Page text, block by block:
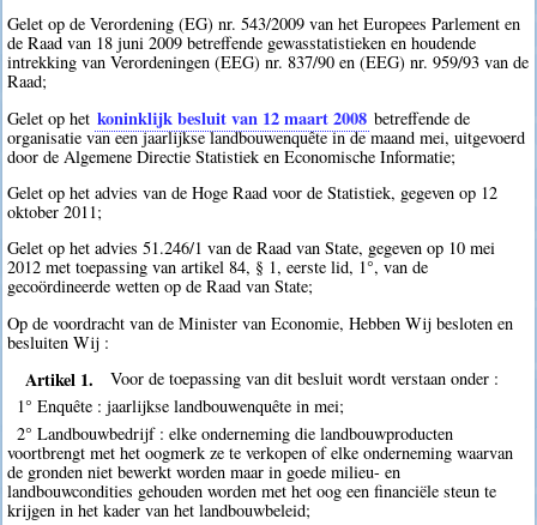
Gelet op de Verordening (EG) nr. 543/2009 van het Europees Parlement en
de Raad van 18 juni 2009 betreffende gewasstatistieken en houdende
intrekking van Verordeningen (EEG) nr. 837/90 en (EEG) nr. 959/93 van de
Raad;
Gelet op het koninklijk besluit van 12 maart 2008 betreffende de
organisatie van een jaarlijkse landbouwenquête in de maand mei, uitgevoerd
door de Algemene Directie Statistiek en Economische Informatie;
Gelet op het advies van de Hoge Raad voor de Statistiek, gegeven op 12
oktober 2011;
Gelet op het advies 51.246/1 van de Raad van State, gegeven op 10 mei
2012 met toepassing van artikel 84, § 1, eerste lid, 1°, van de
gecoördineerde wetten op de Raad van State;
Op de voordracht van de Minister van Economie, Hebben Wij besloten en
besluiten Wij :
Artikel 1.
Voor de toepassing van dit besluit wordt verstaan onder :
1° Enquête : jaarlijkse landbouwenquête in mei;
2° Landbouwbedrijf : elke onderneming die landbouwproducten
voortbrengt met het oogmerk ze te verkopen of elke onderneming waarvan
de gronden niet bewerkt worden maar in goede milieu- en
landbouwcondities gehouden worden met het oog een financiële steun te
krijgen in het kader van het landbouwbeleid;